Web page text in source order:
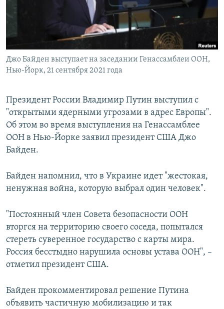
ПОБЕДИТЕЛЕЙ НЕ СУДЯТ?
КРЫМ.НЕПОКОРЕННЫЙ
УКРАИНСКАЯ ПРОБЛЕМА КРЫМА
Все сайты RFE/RL
Джо Байден выступает на заседании Генассамблеи ООН,
Нью-Йорк, 21 сентября 2021 года
Президент России Владимир Путин выступил с
"открытыми ядерными угрозами в адрес Европы".
Об этом во время выступления на Генассамблее
ООН в Нью-Йорке заявил президент США Джо
Байден.
Байден напомнил, что в Украине идет "жестокая,
ненужная война, которую выбрал один человек".
"Постоянный член Совета безопасности ООН
вторгся на территорию своего соседа, попытался
стереть суверенное государство с карты мира.
Россия бесстыдно нарушила основы устава ООН", –
отметил президент США.
Байден прокомментировал решение Путина
объявить частичную мобилизацию и так